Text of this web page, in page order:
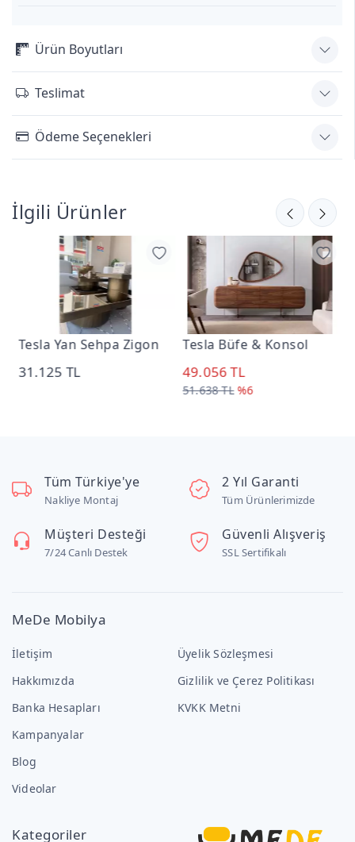
Ürün Boyutları
Teslimat
Ödeme Seçenekleri
İlgili Ürünler
Tesla Yan Sehpa Zigon
31.125 TL
Tesla Büfe & Konsol
49.056 TL
51.638 TL %6
Tüm Türkiye'ye
Nakliye Montaj
2 Yıl Garanti
Tüm Ürünlerimizde
Müşteri Desteği
7/24 Canlı Destek
Güvenli Alışveriş
SSL Sertifikalı
MeDe Mobilya
İletişim
Hakkımızda
Banka Hesapları
Kampanyalar
Blog
Videolar
Üyelik Sözleşmesi
Gizlilik ve Çerez Politikası
KVKK Metni
Kategoriler